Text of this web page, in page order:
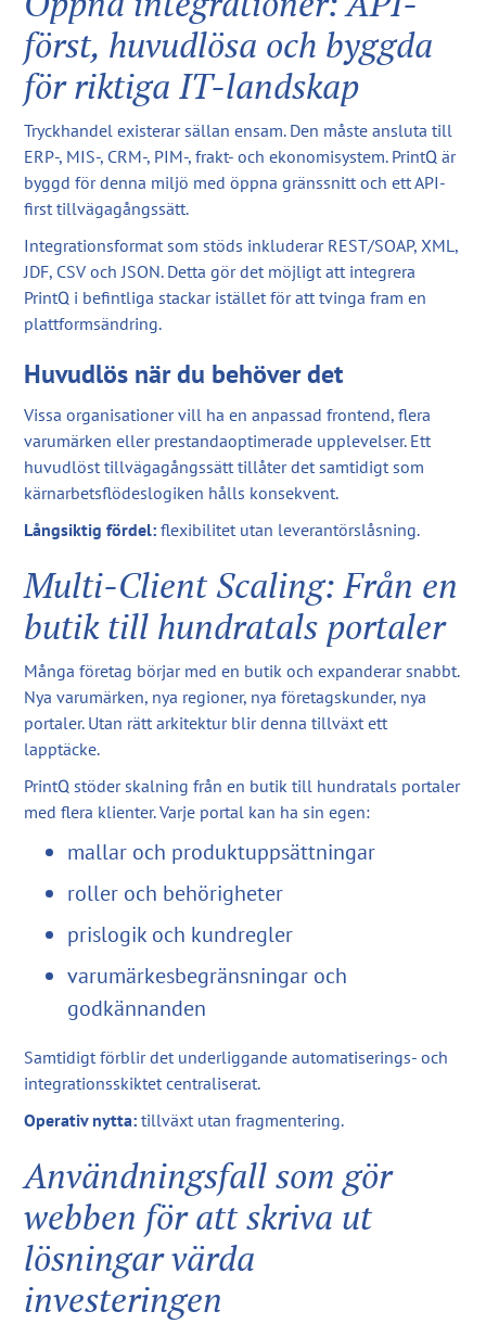
först, huvudlösa och byggda
för riktiga IT-landskap
Tryckhandel existerar sällan ensam. Den måste ansluta till
ERP-, MIS-, CRM-, PIM-, frakt- och ekonomisystem. PrintQ är
byggd för denna miljö med öppna gränssnitt och ett API-
first tillvägagångssätt.
Integrationsformat som stöds inkluderar REST/SOAP, XML,
JDF, CSV och JSON. Detta gör det möjligt att integrera
PrintQ i befintliga stackar istället för att tvinga fram en
plattformsändring.
Huvudlös när du behöver det
Vissa organisationer vill ha en anpassad frontend, flera
varumärken eller prestandaoptimerade upplevelser. Ett
huvudlöst tillvägagångssätt tillåter det samtidigt som
kärnarbetsflödeslogiken hålls konsekvent.
Långsiktig fördel: flexibilitet utan leverantörslåsning.
Multi-Client Scaling: Från en
butik till hundratals portaler
Många företag börjar med en butik och expanderar snabbt.
Nya varumärken, nya regioner, nya företagskunder, nya
portaler. Utan rätt arkitektur blir denna tillväxt ett
lapptäcke.
PrintQ stöder skalning från en butik till hundratals portaler
med flera klienter. Varje portal kan ha sin egen:
mallar och produktuppsättningar
roller och behörigheter
prislogik och kundregler
varumärkesbegränsningar och
godkännanden
Samtidigt förblir det underliggande automatiserings- och
integrationsskiktet centraliserat.
Operativ nytta: tillväxt utan fragmentering.
Användningsfall som gör
webben för att skriva ut
lösningar värda
investeringen